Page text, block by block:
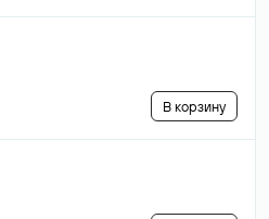
В корзину